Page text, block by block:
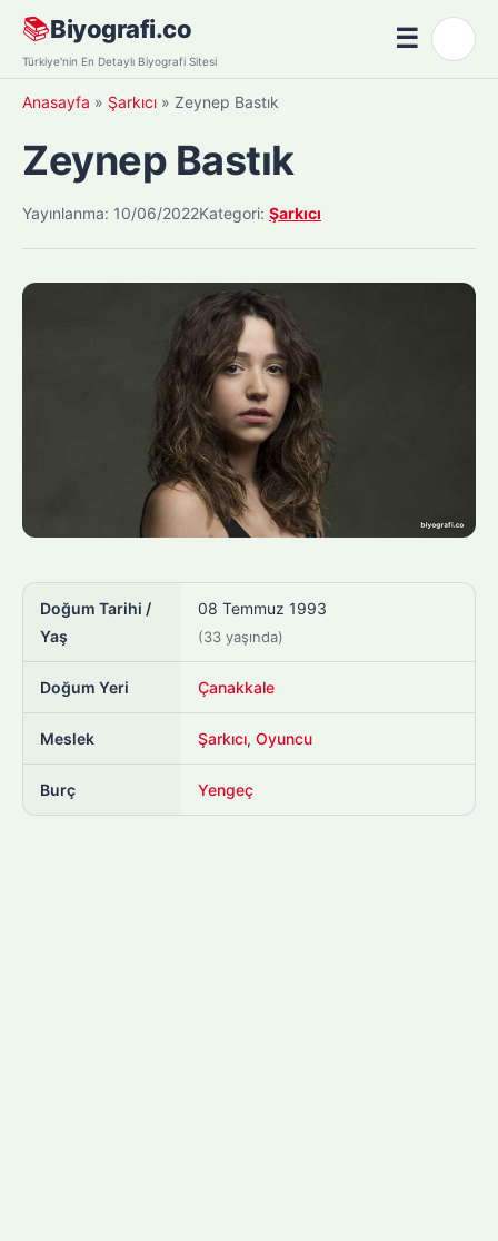
Skip
content
📚Biyografi.co
Türkiye'nin En Detaylı Biyografi Sitesi
☰Menü
Anasayfa » Şarkıcı » Zeynep Bastık
Zeynep Bastık
Yayınlanma: 10/06/2022Kategori: Şarkıcı
Doğum Tarihi /
Yaş
08 Temmuz 1993
(33 yaşında)
Doğum Yeri Çanakkale
Meslek Şarkıcı, Oyuncu
Burç Yengeç